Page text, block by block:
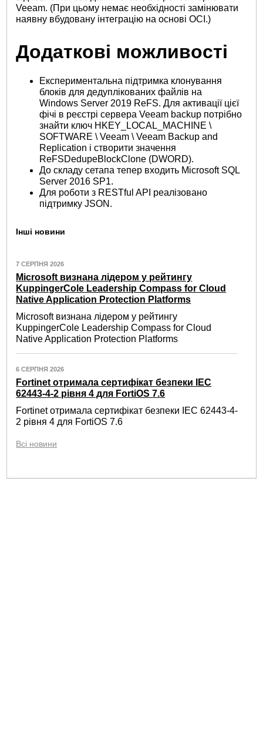
Veeam. (При цьому немає необхідності замінювати
наявну вбудовану інтеграцію на основі OCI.)
Додаткові можливості
Експериментальна підтримка клонування
блоків для дедуплікованих файлів на
Windows Server 2019 ReFS. Для активації цієї
фічі в реєстрі сервера Veeam backup потрібно
знайти ключ HKEY_LOCAL_MACHINE \
SOFTWARE \ Veeam \ Veeam Backup and
Replication і створити значення
ReFSDedupeBlockClone (DWORD).
До складу сетапа тепер входить Microsoft SQL
Server 2016 SP1.
Для роботи з RESTful API реалізовано
підтримку JSON.
Інші новини
7 СЕРПНЯ 2026
Microsoft визнана лідером у рейтингу
KuppingerCole Leadership Compass for Cloud
Native Application Protection Platforms
Microsoft визнана лідером у рейтингу
KuppingerCole Leadership Compass for Cloud
Native Application Protection Platforms
6 СЕРПНЯ 2026
Fortinet отримала сертифікат безпеки IEC
62443-4-2 рівня 4 для FortiOS 7.6
Fortinet отримала сертифікат безпеки IEC 62443-4-
2 рівня 4 для FortiOS 7.6
Всі новини